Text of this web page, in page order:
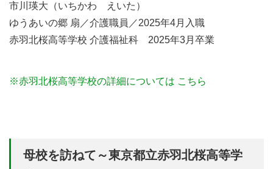
市川瑛大（いちかわ えいた）
ゆうあいの郷 扇／介護職員／2025年4月入職
赤羽北桜高等学校 介護福祉科 2025年3月卒業
※赤羽北桜高等学校の詳細については こちら
母校を訪ねて～東京都立赤羽北桜高等学